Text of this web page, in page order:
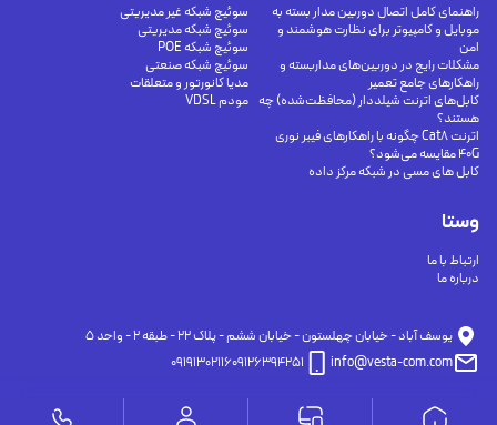
وستا
ارتباط با ما
درباره ما
سوئیچ شبکه غیر مدیریتی
سوئیچ شبکه مدیریتی
سوئیچ شبکه POE
سوئیچ شبکه صنعتی
مدیا کانورتور و متعلقات
مودم VDSL
راهنمای کامل اتصال دوربین مدار بسته به
موبایل و کامپیوتر برای نظارت هوشمند و
امن
مشکلات رایج در دوربین‌های مداربسته و
راهکارهای جامع تعمیر
کابل‌های اترنت شیلددار (محافظت‌شده) چه
هستند؟
اترنت Cat8 چگونه با راهکارهای فیبر نوری
40G مقایسه می‌شود؟
کابل های مسی در شبکه مرکز داده
يوسف آباد - خيابان چهلستون - خيابان ششم - پلاك ٢٢ - طبقه ٢ - واحد ٥
info@vesta-com.com
09126394251
09191302116